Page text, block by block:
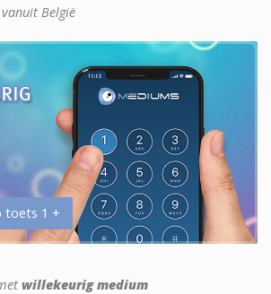
vanuit België
toets 1 +
willekeurig medium